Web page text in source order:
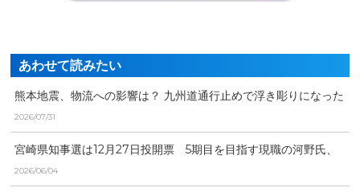
あわせて読みたい
熊本地震、物流への影響は？ 九州道通行止めで浮き彫りになった
「労働時間」と「物流...
2026/07/31
宮崎県知事選は12月27日投開票 5期目を目指す現職の河野氏、
元県議の右松氏、元...
2026/06/04